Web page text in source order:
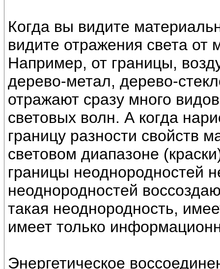
Когда вы видите
видите отражения света
Например, от границы,
дерево-метал, дерево-
отражают сразу много
световых волн. А когда
границу разности свойств
световом диапазоне
границы неоднородностей
неоднородностей
такая неоднородность,
имеет только
Энергетическое